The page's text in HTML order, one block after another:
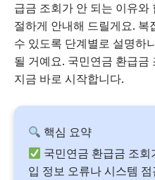
급금 조회가 안 되는 이유와
절하게 안내해 드릴게요.
수 있도록 단계별로 설명하
될 거예요. 국민연금 환급금
지금 바로 시작합니다.
핵심 요약
국민연금 환급금 조
입 정보 오류나 시스템